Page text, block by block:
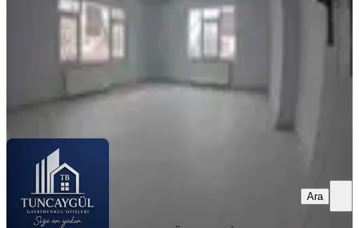
18.000 ₺ 20.000 ₺
TUNCAYGÜL GAYRİMENKUL OFİSİTUNCAY GÜL
Ara